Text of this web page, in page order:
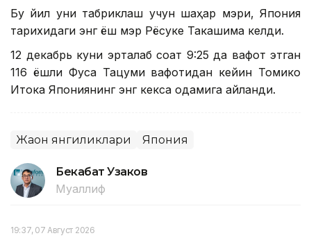
Бу йил уни табриклаш учун шаҳар мэри, Япония
тарихидаги энг ёш мэр Рёсуке Такашима келди.
12 декабрь куни эрталаб соат 9:25 да вафот этган
116 ёшли Фуса Тацуми вафотидан кейин Томико
Итока Япониянинг энг кекса одамига айланди.
Жаҳон янгиликлари Япония
Бекабат Узаков
Муаллиф
19:37, 07 Август 2026